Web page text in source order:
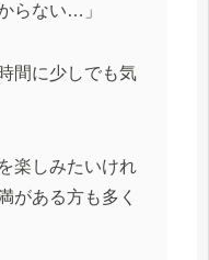
らない…」
間に少しでも気
楽しみたいけれ
がある方も多く